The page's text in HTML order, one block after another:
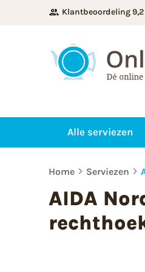
Klantbeoordeling 9,2
Alle serviezen
Home Serviezen
AIDA